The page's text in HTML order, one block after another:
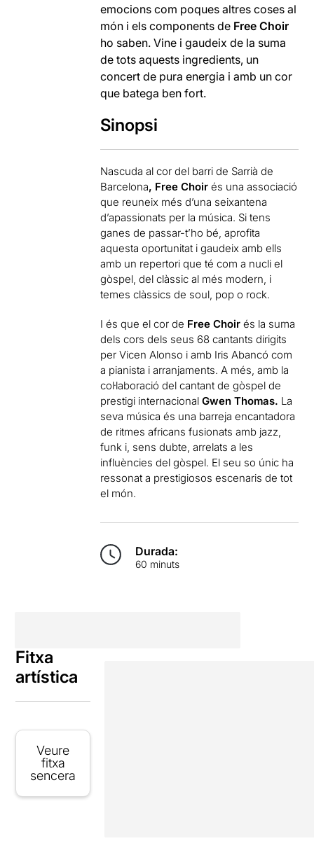
emocions com poques altres coses al
món i els components de Free Choir
ho saben. Vine i gaudeix de la suma
de tots aquests ingredients, un
concert de pura energia i amb un cor
que batega ben fort.
Sinopsi
Nascuda al cor del barri de Sarrià de
Barcelona, Free Choir és una associació
que reuneix més d’una seixantena
d’apassionats per la música. Si tens
ganes de passar-t’ho bé, aprofita
aquesta oportunitat i gaudeix amb ells
amb un repertori que té com a nucli el
gòspel, del clàssic al més modern, i
temes clàssics de soul, pop o rock.
I és que el cor de Free Choir és la suma
dels cors dels seus 68 cantants dirigits
per Vicen Alonso i amb Iris Abancó com
a pianista i arranjaments. A més, amb la
col·laboració del cantant de gòspel de
prestigi internacionalGwen Thomas. La
seva música és una barreja encantadora
de ritmes africans fusionats amb jazz,
funk i, sens dubte, arrelats a les
influències del gòspel. El seu so únic ha
ressonat a prestigiosos escenaris de tot
el món.
Durada:
60 minuts
Fitxa
artística
Veure
fitxa
sencera